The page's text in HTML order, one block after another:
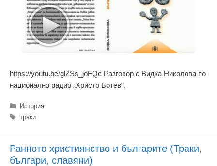
https://youtu.be/glZSs_joFQc Разговор с Видка Николова по
национално радио „Христо Ботев“.
Категории
История
Етикети
траки
Ранното християнство и българите (Траки,
българи, славяни)